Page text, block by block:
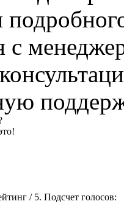
с
/ 5. Подсчет голосов: